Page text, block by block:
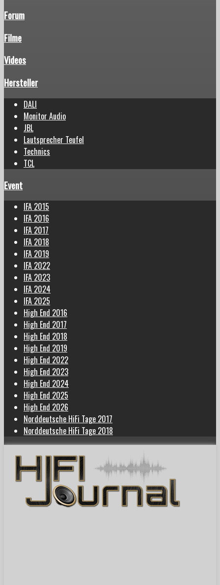
Forum
Filme
Videos
Hersteller
DALI
Monitor Audio
JBL
Lautsprecher Teufel
Technics
TCL
Event
IFA 2015
IFA 2016
IFA 2017
IFA 2018
IFA 2019
IFA 2022
IFA 2023
IFA 2024
IFA 2025
High End 2016
High End 2017
High End 2018
High End 2019
High End 2022
High End 2023
High End 2024
High End 2025
High End 2026
Norddeutsche HiFi Tage 2017
Norddeutsche HiFi Tage 2018